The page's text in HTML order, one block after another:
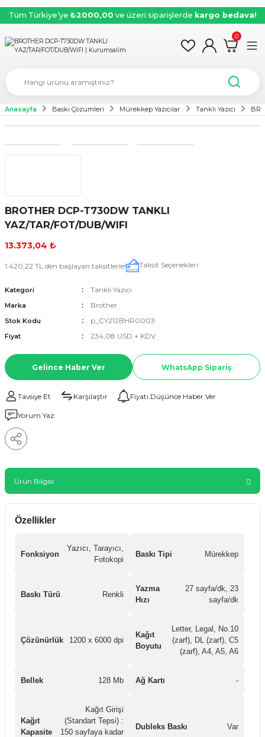
Tüm Türkiye’ye ₺2000,00 ve üzeri siparişlerde kargo bedava!
0
Anasayfa Baskı Çözümleri Mürekkep Yazıcılar Tanklı Yazıcı
BROTHER DCP-T730DW TANKLI
YAZ/TAR/FOT/DUB/WIFI
13.373,04 ₺
1.420,22 TL den başlayan taksitlerle! Taksit Seçenekleri
Kategori Tanklı Yazıcı
Marka Brother
Stok Kodu p_CY212BHR0003
Fiyat 234,08 USD + KDV
Gelince Haber Ver WhatsApp Sipariş
Tavsiye Et Karşılaştır Fiyatı Düşünce Haber Ver
Yorum Yaz
Ürün Bilgisi
Özellikler
Fonksiyon
Yazıcı, Tarayıcı,
Fotokopi
Baskı Tipi Mürekkep
Baskı Türü Renkli
Yazma
Hızı
27 sayfa/dk, 23
sayfa/dk
Çözünürlük 1200 x 6000 dpi
Kağıt
Boyutu
Letter, Legal, No.10
(zarf), DL (zarf), C5
(zarf), A4, A5, A6
Bellek 128 Mb Ağ Kartı -
Kağıt
Kapasite
Kağıt Girişi
(Standart Tepsi) :
150 sayfaya kadar
Dubleks Baskı Var